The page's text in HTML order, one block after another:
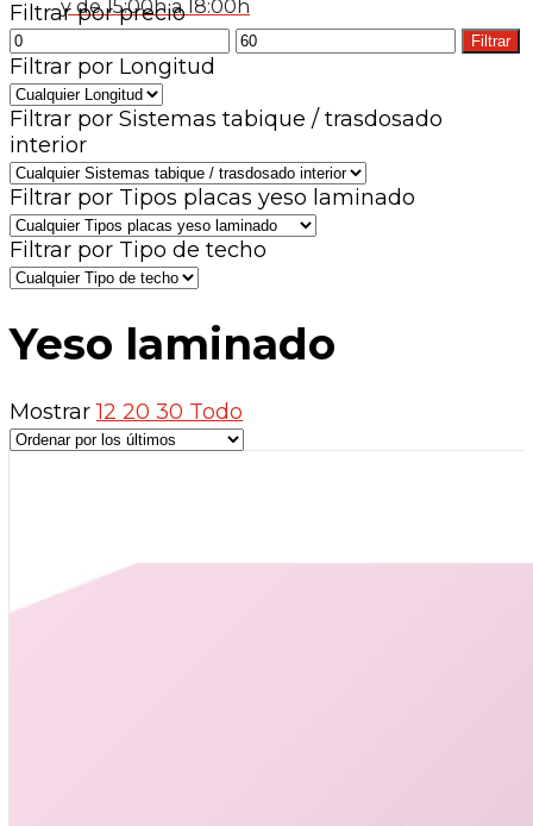
y de 15:00h a 18:00h
Filtrar por precio
Precio
mínimo
Precio
Filtrar
Filtrar por Longitud
Filtrar por Sistemas tabique / trasdosado
interior
Filtrar por Tipos placas yeso laminado
Filtrar por Tipo de techo
Yeso laminado
Mostrar12 20 30 Todo